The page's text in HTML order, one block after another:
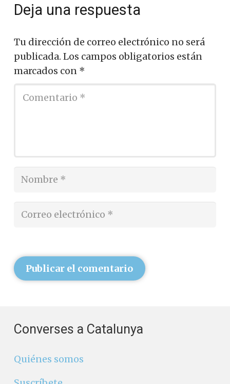
Deja una respuesta
Tu dirección de correo electrónico no será
publicada. Los campos obligatorios están
marcados con *
Publicar el comentario
Converses a Catalunya
Quiénes somos